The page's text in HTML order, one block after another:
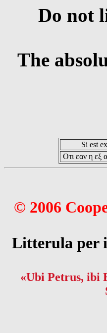
Do not
The
Si est
Οτι εαν η εξ
© 2006
Litterula per
«Ubi Petrus, ibi